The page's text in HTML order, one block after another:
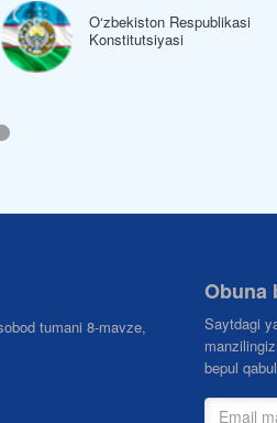
O‘zbekiston Respublikasi
Konstitutsiyasi
tumani 8-mavze,
Obuna
Saytdagi
bepul